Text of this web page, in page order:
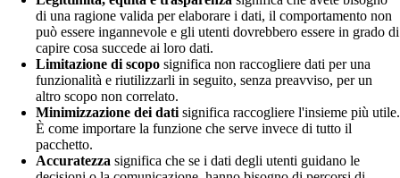
di una ragione valida per elaborare i dati, il comportamento non
può essere ingannevole e gli utenti dovrebbero essere in grado di
capire cosa succede ai loro dati.
Limitazione di scopo significa non raccogliere dati per una
funzionalità e riutilizzarli in seguito, senza preavviso, per un
altro scopo non correlato.
Minimizzazione dei dati significa raccogliere l'insieme più utile.
È come importare la funzione che serve invece di tutto il
pacchetto.
Accuratezza significa che se i dati degli utenti guidano le